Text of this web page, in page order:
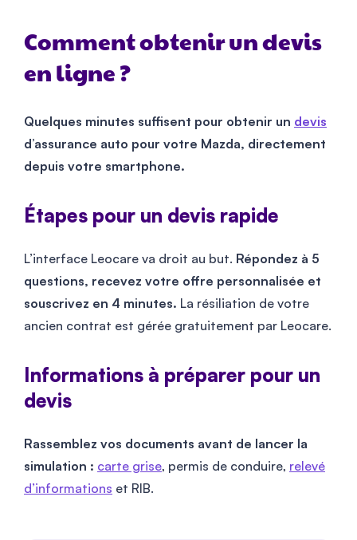
Comment obtenir un devis
en ligne ?
Quelques minutes suffisent pour obtenir un devis
d’assurance auto pour votre Mazda, directement
depuis votre smartphone.
Étapes pour un devis rapide
L’interface Leocare va droit au but. Répondez à 5
questions, recevez votre offre personnalisée et
souscrivez en 4 minutes. La résiliation de votre
ancien contrat est gérée gratuitement par Leocare.
Informations à préparer pour un
devis
Rassemblez vos documents avant de lancer la
simulation : carte grise, permis de conduire, relevé
d’informations et RIB.